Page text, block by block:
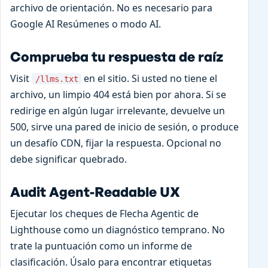
archivo de orientación. No es necesario para
Google AI Resúmenes o modo AI.
Comprueba tu respuesta de raíz
Visit /llms.txt
en el sitio. Si usted no tiene el
archivo, un limpio 404 está bien por ahora. Si se
redirige en algún lugar irrelevante, devuelve un
500, sirve una pared de inicio de sesión, o produce
un desafío CDN, fijar la respuesta. Opcional no
debe significar quebrado.
Audit Agent-Readable UX
Ejecutar los cheques de Flecha Agentic de
Lighthouse como un diagnóstico temprano. No
trate la puntuación como un informe de
clasificación. Úsalo para encontrar etiquetas